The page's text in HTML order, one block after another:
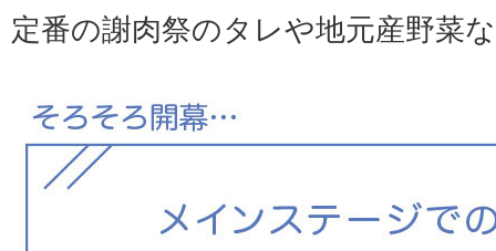
定番の謝肉祭のタレや地元産野菜